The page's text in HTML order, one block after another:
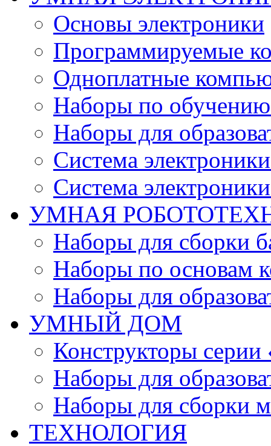
Основы электроники
Программируемые
Одноплатные
Наборы по
Наборы для
Система
Система
УМНАЯ
Наборы для сборки
Наборы по основам
Наборы для
УМНЫЙ ДОМ
Конструкторы
Наборы для
Наборы для сборки
ТЕХНОЛОГИЯ